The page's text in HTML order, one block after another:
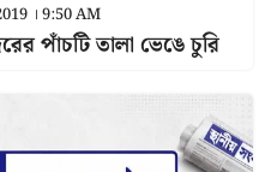
। 9:50 AM
পাঁচটি তালা ভেঙে চুরি